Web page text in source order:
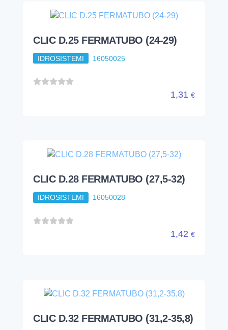
CLIC D.25 FERMATUBO (24-29)
IDROSISTEMI 16050025
1,31 €
CLIC D.28 FERMATUBO (27,5-32)
IDROSISTEMI 16050028
1,42 €
CLIC D.32 FERMATUBO (31,2-35,8)